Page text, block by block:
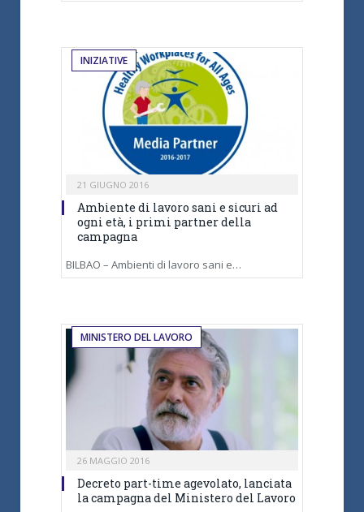
INIZIATIVE
21 GIUGNO 2016
Ambiente di lavoro sani e sicuri ad
ogni età, i primi partner della
campagna
BILBAO – Ambienti di lavoro sani e…
MINISTERO DEL LAVORO
26 MAGGIO 2016
Decreto part-time agevolato, lanciata
la campagna del Ministero del Lavoro